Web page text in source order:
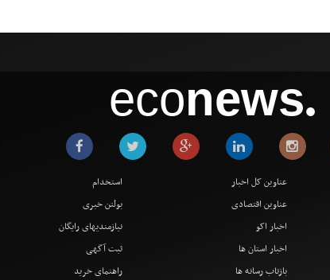
econews●
عناوین کل اخبار
عناوین اقتصادی
اخبار اکو
اخبار استان ها
بازتاب رسانه ها
استخدام
بولتن خبری
نیازمندیهای رایگان
ثبت آگهی
راهنمای خرید